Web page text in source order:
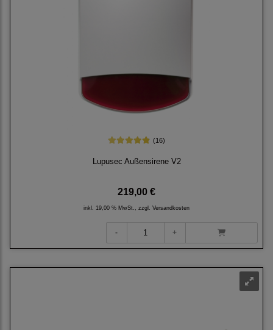
(16)
Lupusec Außensirene V2
219,00 €
inkl. 19,00 % MwSt., zzgl. Versandkosten